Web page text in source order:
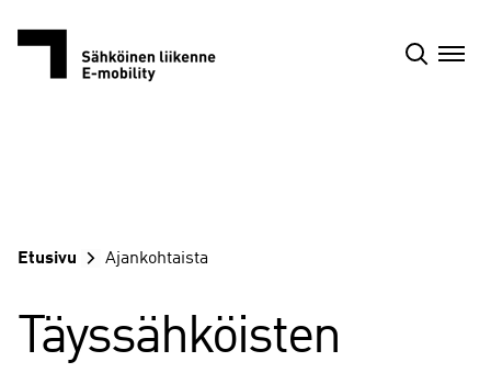
Etusivu Ajankohtaista
Täyssähköisten